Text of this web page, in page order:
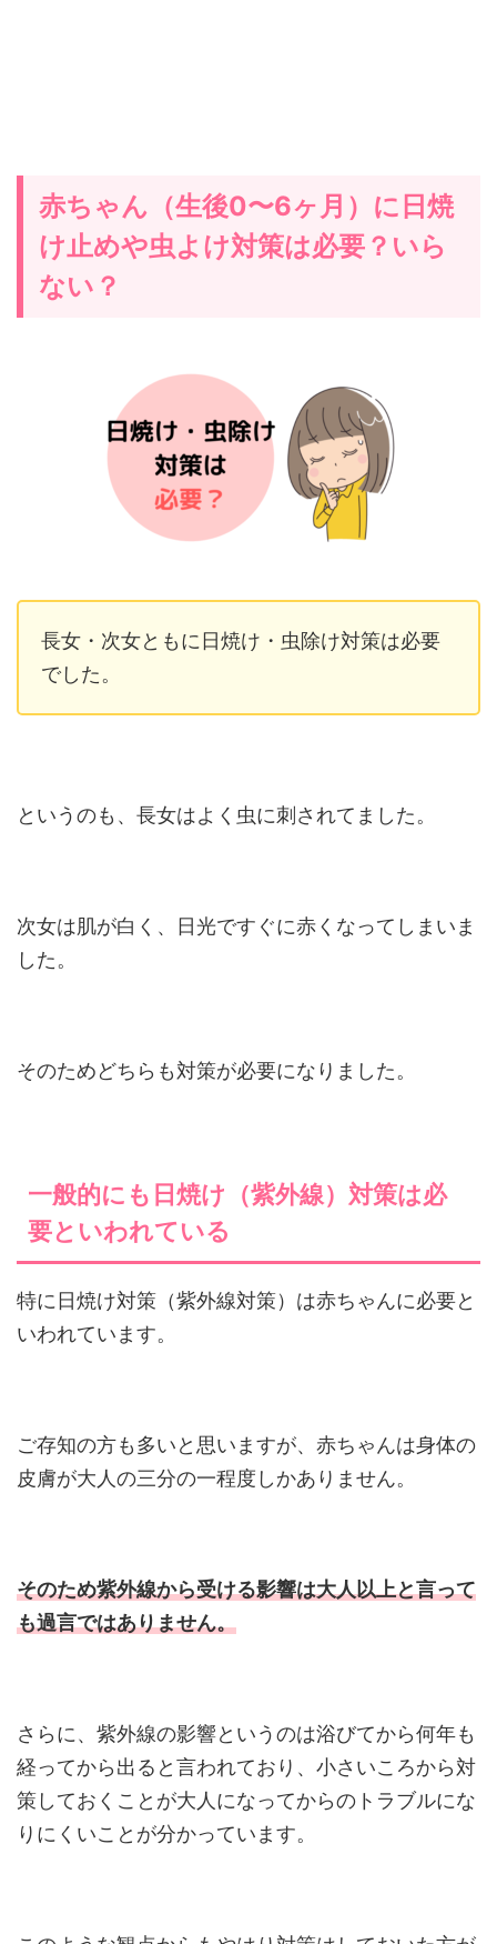
赤ちゃん（生後0〜6ヶ月）に日焼
け止めや虫よけ対策は必要？いら
ない？
長女・次女ともに日焼け・虫除け対策は必要
でした。
というのも、長女はよく虫に刺されてました。
次女は肌が白く、日光ですぐに赤くなってしまいま
した。
そのためどちらも対策が必要になりました。
一般的にも日焼け（紫外線）対策は必
要といわれている
特に日焼け対策（紫外線対策）は赤ちゃんに必要と
いわれています。
ご存知の方も多いと思いますが、赤ちゃんは身体の
皮膚が大人の三分の一程度しかありません。
そのため紫外線から受ける影響は大人以上と言って
も過言ではありません。
さらに、紫外線の影響というのは浴びてから何年も
経ってから出ると言われており、小さいころから対
策しておくことが大人になってからのトラブルにな
りにくいことが分かっています。